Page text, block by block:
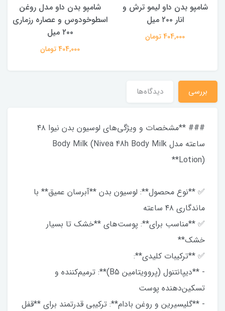
شامپو بدن ‌داو مدل روغن
اسطوخودوس و عصاره رزماری
۲۰۰ میل
شامپو بدن داو با رایحه خیار و
چای سبز ۲۰۰ میل
404,000 تومان
بررسی دیدگاه‌ها
### **مشخصات و ویژگی‌های لوسیون بدن نیوا ۴۸
ساعته مدل Body Milk (Nivea 48h Body Milk
Lotion)**
✅ **نوع محصول**: لوسیون بدن **آبرسان عمیق** با
ماندگاری ۴۸ ساعته
✅ **مناسب برای**: پوست‌های **خشک تا بسیار
خشک**
✅ **ترکیبات کلیدی**:
- **دیپانتنول (پروویتامین B5)**: ترمیم‌کننده و
تسکین‌دهنده پوست
- **گلیسیرین و روغن بادام**: ترکیبی قدرتمند برای **قفل